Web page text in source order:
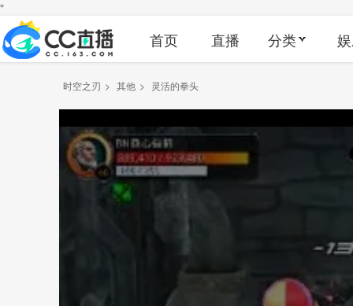
"
首页 直播 分类
时空之刃 > 其他 > 灵活的拳头